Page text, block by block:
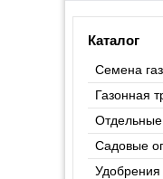
Каталог
Семена
Газонная
Отдельные
Садовые
Удобрения